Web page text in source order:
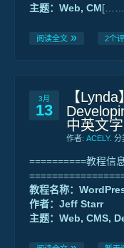
主题：Web, CM
阅读全文 2个
3月
13
【
中英文
作者: ACELY. 分
==========教程信
教程名称：
作者：Jeff Starr
主题：Web, CMS,